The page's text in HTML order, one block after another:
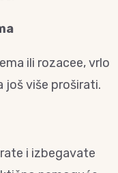
ili rozacee, vrlo
još više proširati.
i izbegavate